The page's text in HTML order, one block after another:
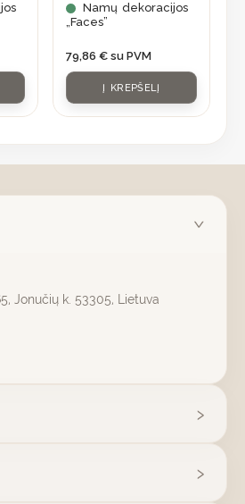
Namų dekoracijos
„Faces”
79,86 € su PVM
Į KREPŠELĮ
Jonučių k. 53305, Lietuva